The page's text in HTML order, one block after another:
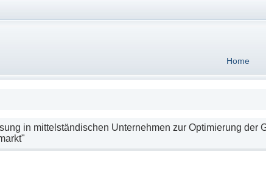
Home
in mittelständischen Unternehmen zur Optimierung der